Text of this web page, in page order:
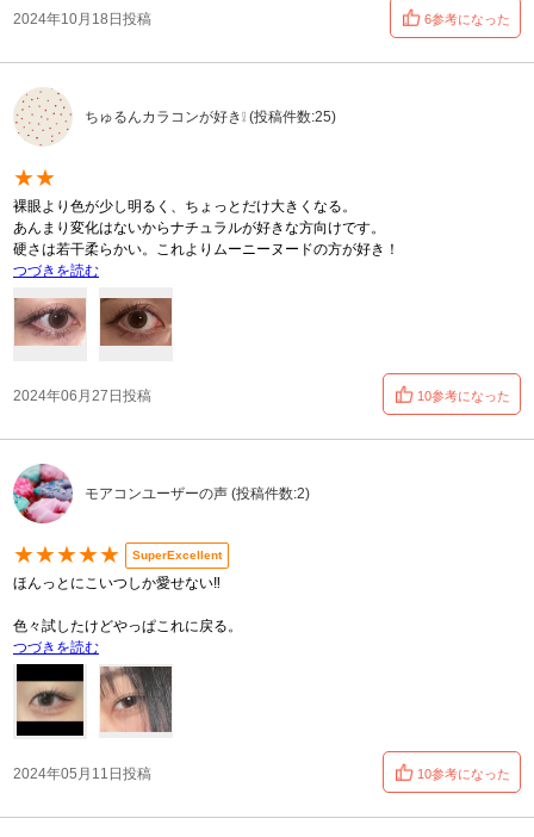
2024年10月18日投稿 6参考になった
ちゅるんカラコンが好き❕ (投稿件数:25)
★★
裸眼より色が少し明るく、ちょっとだけ大きくなる。
あんまり変化はないからナチュラルが好きな方向けです。
硬さは若干柔らかい。これよりムーニーヌードの方が好き！
つづきを読む
2024年06月27日投稿 10参考になった
モアコンユーザーの声 (投稿件数:2)
★★★★★ SuperExcellent
ほんっとにこいつしか愛せない‼️
色々試したけどやっぱこれに戻る。
つづきを読む
2024年05月11日投稿 10参考になった